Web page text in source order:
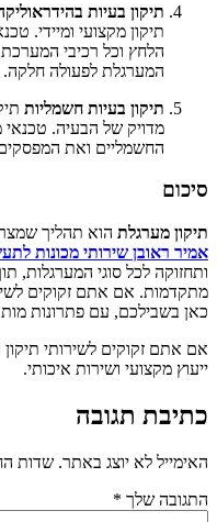
תיקון בעיות
תיקון מקצועי ומיידי.
הלחץ וכל רכיבי
המערגלת לפעולה חלקה.
תיקון בעיות חשמליות
מדויק של הבעיה.
החשמליים ואת המפסקים
סיכום
תיקון מערגלת הוא תהליך
אמיר ראובן שירותי מכונות
ותחזוקה לכל סוגי המערגלות,
מתקדמות. אם אתם זקוקים
כאן בשבילכם, עם פתרונות
אם אתם זקוקים לשירותי תיקון
ייעוץ מקצועי ושירות איכותי.
כתיבת תגובה
האימייל לא יוצג באתר. שדות
התגובה שלך *